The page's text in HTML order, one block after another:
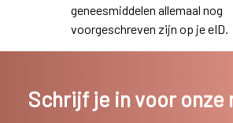
geneesmiddelen allemaal nog
voorgeschreven zijn op je eID.
Schrijf je in voor